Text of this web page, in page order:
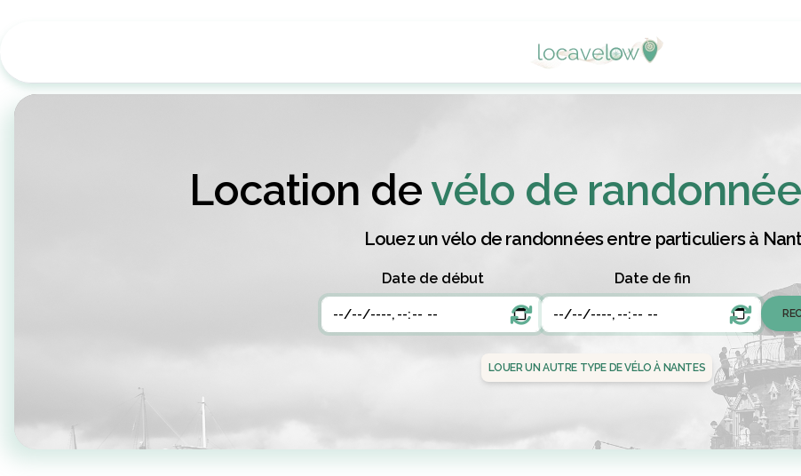
Location devélo de
Louez un vélo de randonnées entre particuliers à
Date de début Date de fin
LOUER UN AUTRE TYPE DE VÉLO À NANTES